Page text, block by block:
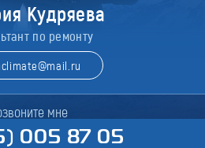
Кудряева
по ремонту
мне
005 87 05